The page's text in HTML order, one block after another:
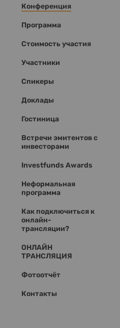
Конференция
Программа
Стоимость участия
Участники
Спикеры
Доклады
Гостиница
Встречи эмитентов с
инвесторами
Investfunds Awards
Неформальная
программа
Как подключиться к
онлайн-
трансляции?
ОНЛАЙН
ТРАНСЛЯЦИЯ
Фотоотчёт
Контакты